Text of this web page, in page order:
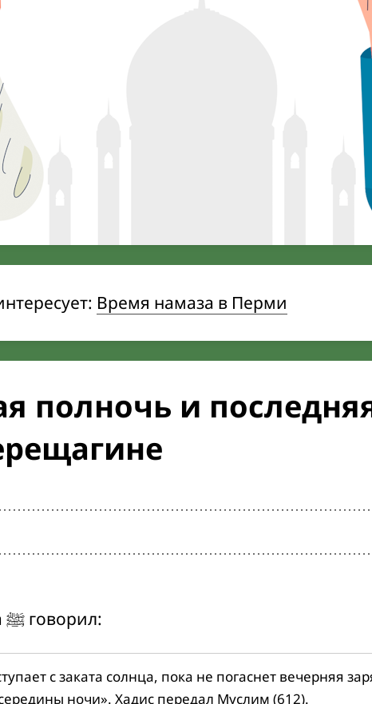
Время намаза в Перми
полночь и
Посланник Аллаха ﷺ говорил:
с заката солнца, пока не погаснет вечерняя
ночи». Хадис передал Муслим (612).